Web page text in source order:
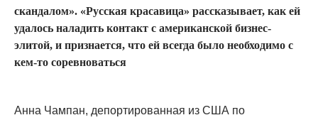
скандалом». «Русская красавица» рассказывает, как ей
удалось наладить контакт с американской бизнес-
элитой, и признается, что ей всегда было необходимо с
кем-то соревноваться
Анна Чампан, депортированная из США по